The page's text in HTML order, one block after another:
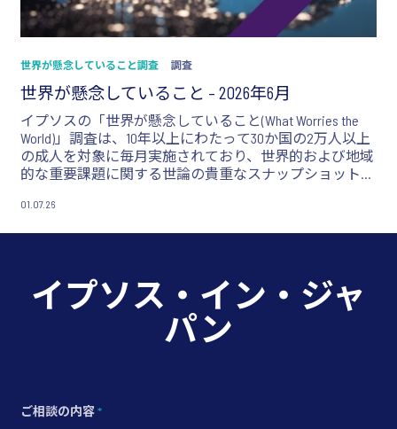
世界が懸念していること調査 調査
世界が懸念していること – 2026年6月
イプソスの「世界が懸念していること(What Worries the
World)」調査は、10年以上にわたって30か国の2万人以上
の成人を対象に毎月実施されており、世界的および地域
的な重要課題に関する世論の貴重なスナップショットを
01.07.26
イプソス・イン・ジャ
パン
ご相談の内容*